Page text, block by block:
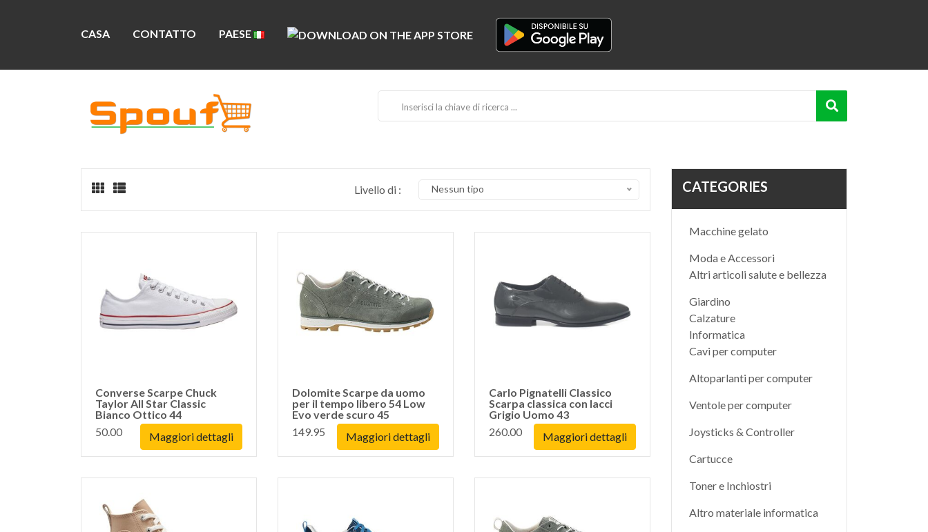
CASA CONTATTO PAESE
CATEGORIES
Macchine gelato
Moda e Accessori
Altri articoli salute e bellezza
Giardino
Calzature
Informatica
Cavi per computer
Altoparlanti per computer
Ventole per computer
Joysticks & Controller
Cartucce
Toner e Inchiostri
Altro materiale informatica
Livello di : Nessun tipo
Converse Scarpe Chuck
Taylor All Star Classic
Bianco Ottico 44
50.00
Maggiori dettagli
Dolomite Scarpe da uomo
per il tempo libero 54 Low
Evo verde scuro 45
149.95
Maggiori dettagli
Carlo Pignatelli Classico
Scarpa classica con lacci
Grigio Uomo 43
260.00
Maggiori dettagli